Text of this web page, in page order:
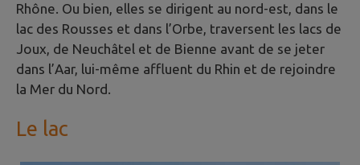
Rhône. Ou bien, elles se dirigent au nord-est, dans le
lac des Rousses et dans l’Orbe, traversent les lacs de
Joux, de Neuchâtel et de Bienne avant de se jeter
dans l’Aar, lui-même affluent du Rhin et de rejoindre
la Mer du Nord.
Le lac